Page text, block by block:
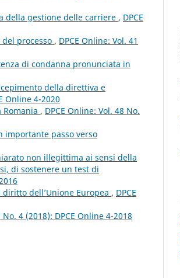
della gestione delle carriere , DPCE
processo , DPCE Online: Vol. 41
di condanna pronunciata in
della direttiva e
Online 4-2020
, DPCE Online: Vol. 48 No.
importante passo verso
non illegittima ai sensi della
di sostenere un test di
dell’Unione Europea , DPCE
No. 4 (2018): DPCE Online 4-2018